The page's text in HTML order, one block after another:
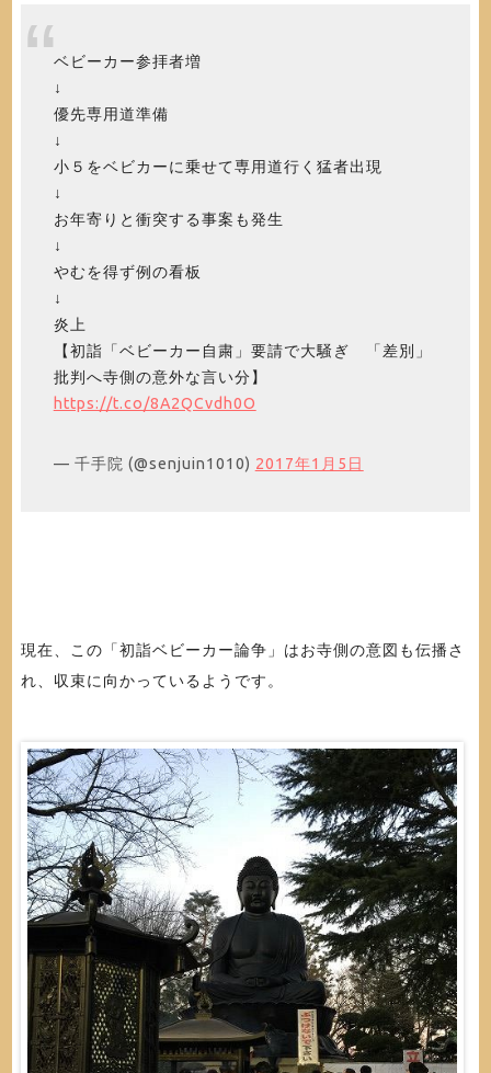
ベビーカー参拝者増
↓
優先専用道準備
↓
小５をベビカーに乗せて専用道行く猛者出現
↓
お年寄りと衝突する事案も発生
↓
やむを得ず例の看板
↓
炎上
【初詣「ベビーカー自粛」要請で大騒ぎ 「差別」
批判へ寺側の意外な言い分】
https://t.co/8A2QCvdh0O
— 千手院 (@senjuin1010) 2017年1月5日
現在、この「初詣ベビーカー論争」はお寺側の意図も伝播さ
れ、収束に向かっているようです。